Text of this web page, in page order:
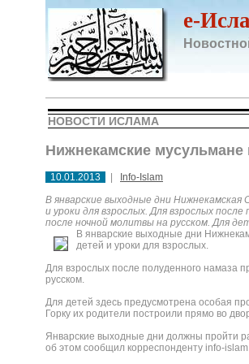
e-
НОВОСТИ ИСЛАМА
Нижнекамские
10.01.2013
Info-Islam
В январские выходные дни Нижнекамская
и уроки для взрослых. Для взрослых
после ночной молитвы на русском. Для
В январские выходные дни
детей и уроки для взрослых.
Для взрослых после полуденного намаза
русском.
Для детей здесь предусмотрена особая
Горку их родители построили прямо во
Январские выходные дни должны пройти
об этом сообщил корреспонденту info-